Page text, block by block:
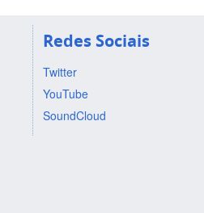
Redes Sociais
Twitter
YouTube
SoundCloud